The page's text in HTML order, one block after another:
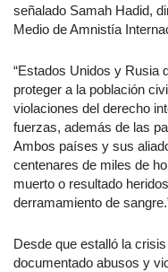
señalado Samah Hadid,
Medio de Amnistía
“Estados Unidos y Rusia
proteger a la población
violaciones del derecho
fuerzas, además de las
Ambos países y sus
centenares de miles de
muerto o resultado
derramamiento de
Desde que estalló la
documentado abusos y